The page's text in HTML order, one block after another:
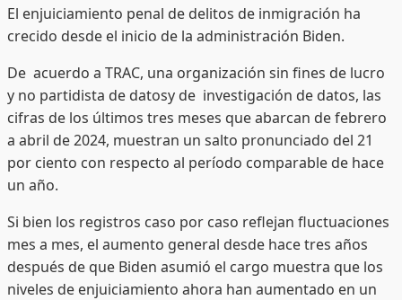
El enjuiciamiento penal de delitos de inmigración ha
crecido desde el inicio de la administración Biden.
De acuerdo a TRAC, una organización sin fines de lucro
y no partidista de datosy de investigación de datos, las
cifras de los últimos tres meses que abarcan de febrero
a abril de 2024, muestran un salto pronunciado del 21
por ciento con respecto al período comparable de hace
un año.
Si bien los registros caso por caso reflejan fluctuaciones
mes a mes, el aumento general desde hace tres años
después de que Biden asumió el cargo muestra que los
niveles de enjuiciamiento ahora han aumentado en un